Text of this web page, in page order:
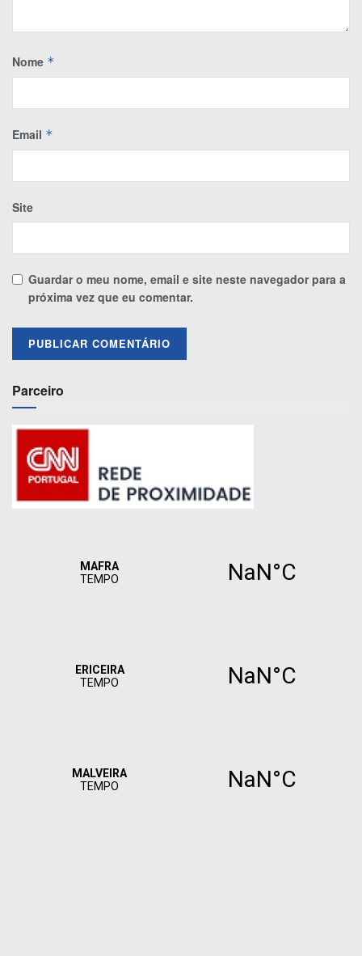
Nome *
Email *
Site
Guardar o meu nome, email e site neste navegador para a
próxima vez que eu comentar.
Parceiro